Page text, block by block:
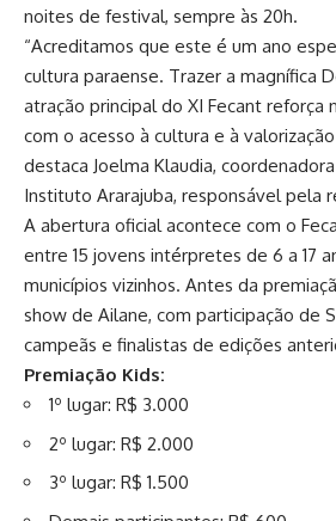
noites de festival, sempre às 20h.
“Acreditamos que este é um ano
cultura paraense. Trazer a magnífica
atração principal do XI Fecant reforça
com o acesso à cultura e à
destaca Joelma Klaudia,
Instituto Ararajuba, responsável pela
A abertura oficial acontece com o
entre 15 jovens intérpretes de 6 a 17
municípios vizinhos. Antes da
show de Ailane, com participação de
campeãs e finalistas de edições
Premiação Kids:
1º lugar: R$ 3.000
2º lugar: R$ 2.000
3º lugar: R$ 1.500